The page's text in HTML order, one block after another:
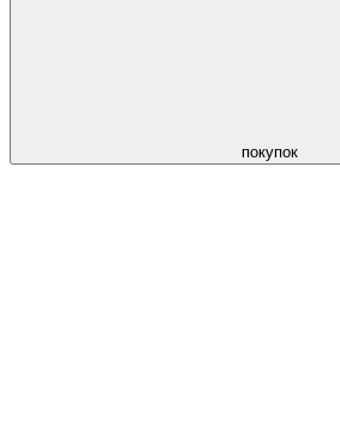
покупок